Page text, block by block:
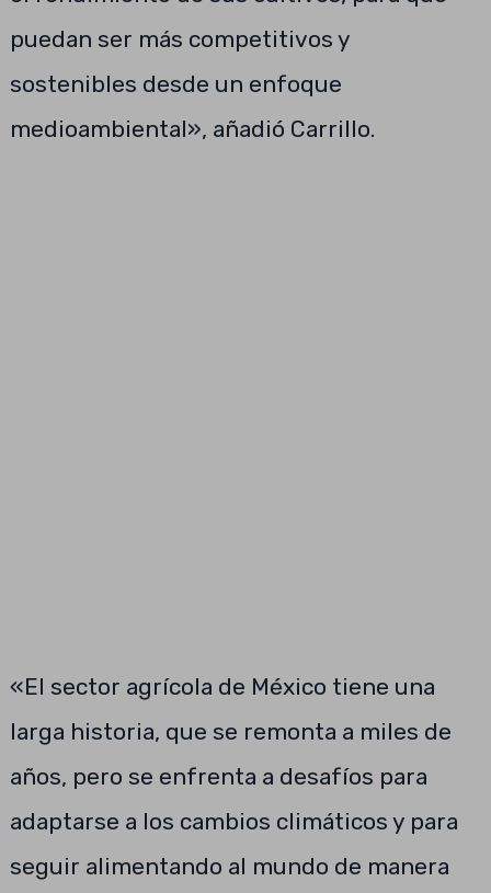
puedan ser más competitivos y
sostenibles desde un enfoque
medioambiental», añadió Carrillo.
«El sector agrícola de México tiene una
larga historia, que se remonta a miles de
años, pero se enfrenta a desafíos para
adaptarse a los cambios climáticos y para
seguir alimentando al mundo de manera